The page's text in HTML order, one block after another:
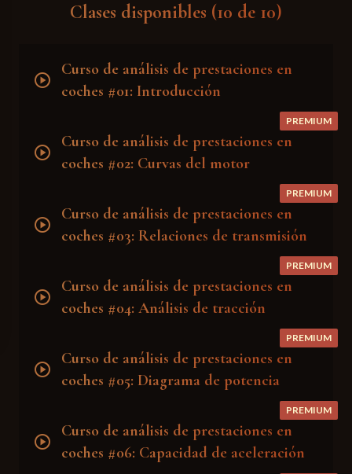
Clases disponibles (10 de 10)
play_circle
Curso de análisis de prestaciones en
coches #01: Introducción
PREMIUM
play_circle
Curso de análisis de prestaciones en
coches #02: Curvas del motor
PREMIUM
play_circle
Curso de análisis de prestaciones en
coches #03: Relaciones de transmisión
PREMIUM
play_circle
Curso de análisis de prestaciones en
coches #04: Análisis de tracción
PREMIUM
play_circle
Curso de análisis de prestaciones en
coches #05: Diagrama de potencia
PREMIUM
play_circle
Curso de análisis de prestaciones en
coches #06: Capacidad de aceleración